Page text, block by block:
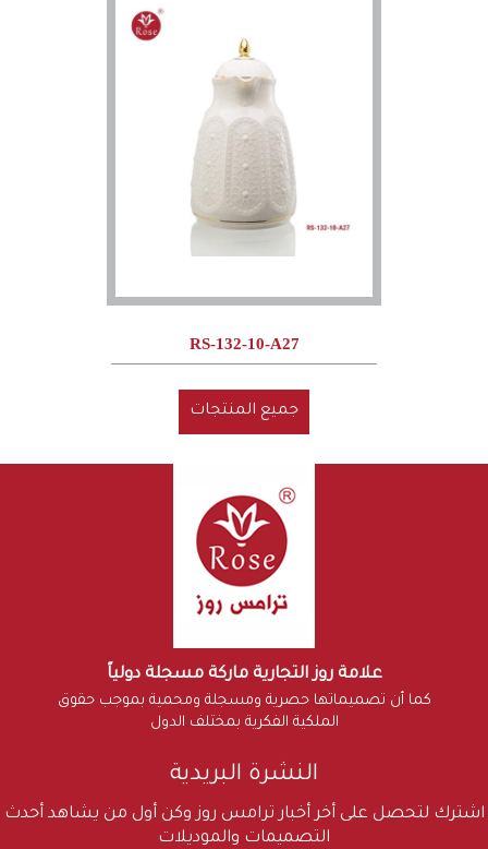
RS-132-10-A27
جميع المنتجات
علامة روز التجارية ماركة مسجلة دولياً
كما أن تصميماتها حصرية ومسجلة ومحمية بموجب حقوق
الملكية الفكرية بمختلف الدول
النشرة البريدية
اشترك لتحصل على أخر أخبار ترامس روز وكن أول من يشاهد أحدث
التصميمات والموديلات